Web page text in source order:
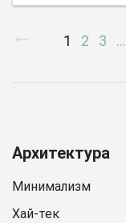
arrow_right_alt 1 2 3 ...
Архитектура
Минимализм
Хай-тек